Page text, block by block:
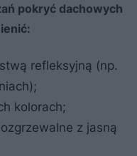
pokryć dachowych
refleksyjną (np.
kolorach;
z jasną